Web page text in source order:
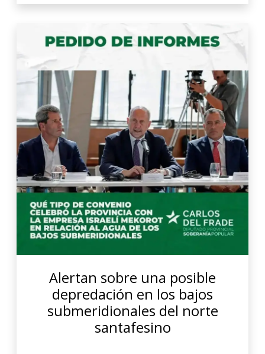
Alertan sobre una posible
depredación en los bajos
submeridionales del norte
santafesino